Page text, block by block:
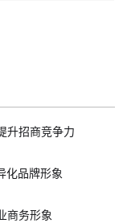
升招商竞争力
化品牌形象
商务形象